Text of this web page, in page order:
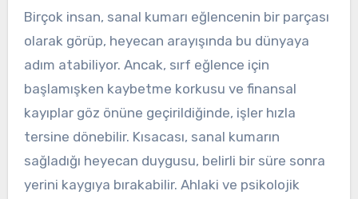
Birçok insan, sanal kumarı eğlencenin bir parçası
olarak görüp, heyecan arayışında bu dünyaya
adım atabiliyor. Ancak, sırf eğlence için
başlamışken kaybetme korkusu ve finansal
kayıplar göz önüne geçirildiğinde, işler hızla
tersine dönebilir. Kısacası, sanal kumarın
sağladığı heyecan duygusu, belirli bir süre sonra
yerini kaygıya bırakabilir. Ahlaki ve psikolojik